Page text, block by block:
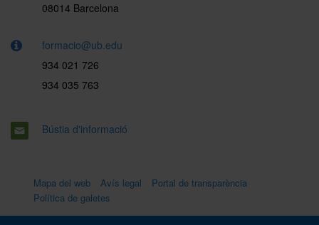
08014 Barcelona
formacio@ub.edu
934 021 726
934 035 763
Bústia d'informació
Mapa del web Avís legal
Portal de transparència
Política de galetes